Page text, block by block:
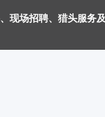
现场招聘、猎头服务